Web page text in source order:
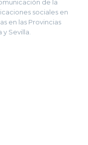
de la
sociales en
en las Provincias
Sevilla.